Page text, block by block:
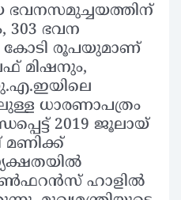
ഭവനസമുച്ചയത്തിന്
303 ഭവന
കോടി രൂപയുമാണ്
മിഷനും,
ധാരണാപത്രം
2019 ജൂലായ്
മണിക്ക്
ഹാളില്‍